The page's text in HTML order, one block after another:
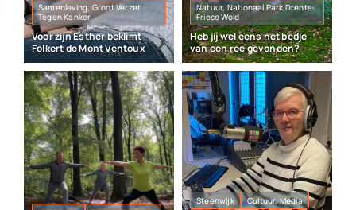
Samenleving, Groot Verzet
Tegen Kanker
Voor zijn Esther beklimt
Folkert de Mont Ventoux
Natuur, Nationaal Park Drents-
Friese Wold
Heb jij wel eens het bedje
van een ree gevonden?
Steenwijk Cultuur, Media